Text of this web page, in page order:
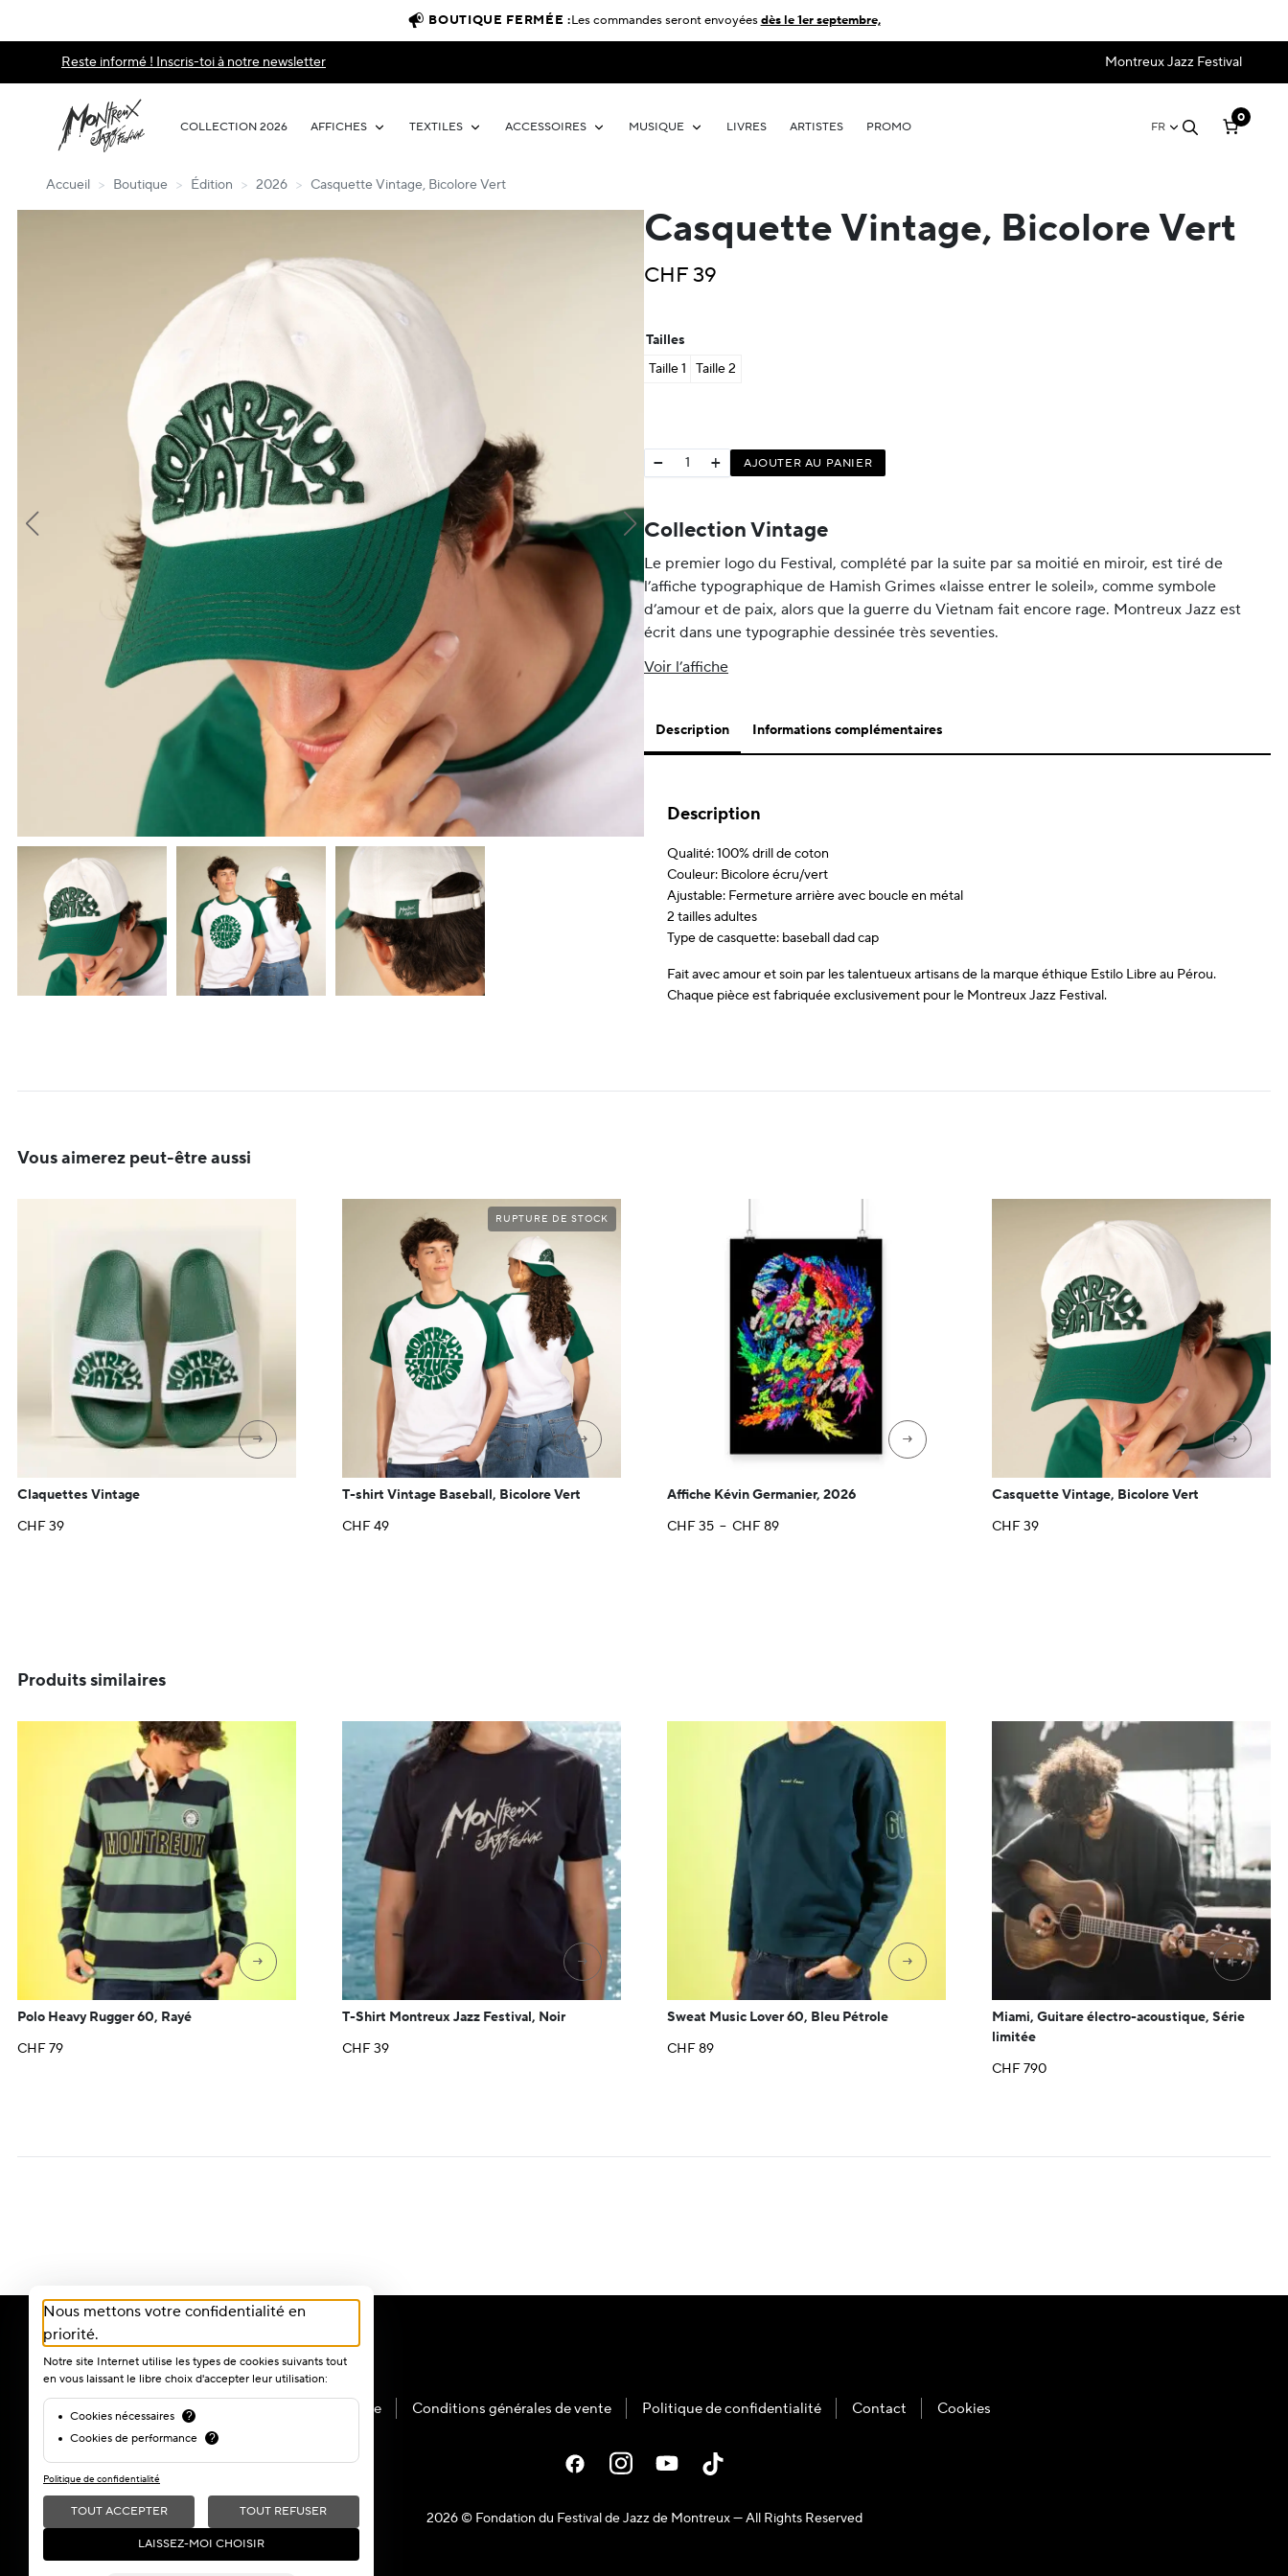
Reste informé ! Inscris-toi à notre newsletter Montreux Jazz Festival
COLLECTION 2026 AFFICHES TEXTILES ACCESSOIRES MUSIQUE LIVRES ARTISTES PROMO FR
0
Accueil > Boutique > Édition > 2026 > Casquette Vintage, Bicolore Vert
Casquette Vintage, Bicolore Vert
CHF39
Tailles
Taille 1
Taille 2
− + AJOUTER AU PANIER
Collection Vintage
Le premier logo du Festival, complété par la suite par sa moitié en miroir, est tiré de
l’affiche typographique de Hamish Grimes «laisse entrer le soleil», comme symbole
d’amour et de paix, alors que la guerre du Vietnam fait encore rage. Montreux Jazz est
écrit dans une typographie dessinée très seventies.
Voir l’affiche
Description Informations complémentaires
Description
Qualité: 100% drill de coton
Couleur: Bicolore écru/vert
Ajustable: Fermeture arrière avec boucle en métal
2 tailles adultes
Type de casquette: baseball dad cap
Fait avec amour et soin par les talentueux artisans de la marque éthique Estilo Libre au Pérou.
Chaque pièce est fabriquée exclusivement pour le Montreux Jazz Festival.
Vous aimerez peut-être aussi
→
Claquettes Vintage
CHF39
→
RUPTURE DE STOCK
T-shirt Vintage Baseball, Bicolore Vert
CHF49
→
Affiche Kévin Germanier, 2026
CHF35 – CHF89Plage
→
Casquette Vintage, Bicolore Vert
CHF39
Produits similaires
→
Polo Heavy Rugger 60, Rayé
CHF79
→
T-Shirt Montreux Jazz Festival, Noir
CHF39
→
Sweat Music Lover 60, Bleu Pétrole
CHF89
+
Miami, Guitare électro-acoustique, Série
limitée
CHF790
Mon compte Conditions générales de vente Politique de confidentialité Contact Cookies
2026 © Fondation du Festival de Jazz de Montreux — All Rights Reserved
BOUTIQUE FERMÉE :Les commandes seront envoyéesdès le 1er septembre,
Nous mettons votre confidentialité en
priorité.
Notre site Internet utilise les types de cookies suivants tout
en vous laissant le libre choix d'accepter leur utilisation:
Cookies nécessaires ?
Cookies de performance ?
Politique de confidentialité
TOUT ACCEPTER TOUT REFUSER
LAISSEZ-MOI CHOISIR